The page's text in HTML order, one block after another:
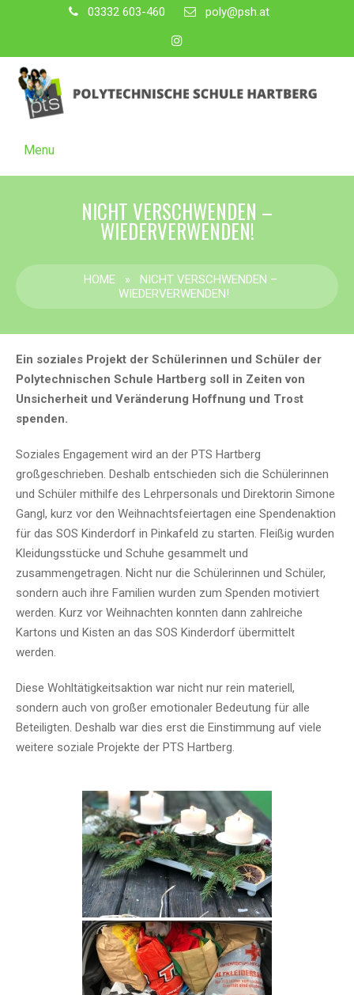
03332 603-460 poly@psh.at
Menu
NICHT VERSCHWENDEN –
WIEDERVERWENDEN!
HOME »
NICHT VERSCHWENDEN –
WIEDERVERWENDEN!
Ein soziales Projekt der Schülerinnen und Schüler der
Polytechnischen Schule Hartberg soll in Zeiten von
Unsicherheit und Veränderung Hoffnung und Trost
spenden.
Soziales Engagement wird an der PTS Hartberg
großgeschrieben. Deshalb entschieden sich die Schülerinnen
und Schüler mithilfe des Lehrpersonals und Direktorin Simone
Gangl, kurz vor den Weihnachtsfeiertagen eine Spendenaktion
für das SOS Kinderdorf in Pinkafeld zu starten. Fleißig wurden
Kleidungsstücke und Schuhe gesammelt und
zusammengetragen. Nicht nur die Schülerinnen und Schüler,
sondern auch ihre Familien wurden zum Spenden motiviert
werden. Kurz vor Weihnachten konnten dann zahlreiche
Kartons und Kisten an das SOS Kinderdorf übermittelt
werden.
Diese Wohltätigkeitsaktion war nicht nur rein materiell,
sondern auch von großer emotionaler Bedeutung für alle
Beteiligten. Deshalb war dies erst die Einstimmung auf viele
weitere soziale Projekte der PTS Hartberg.